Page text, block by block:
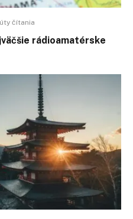
čítania
rádioamatérske